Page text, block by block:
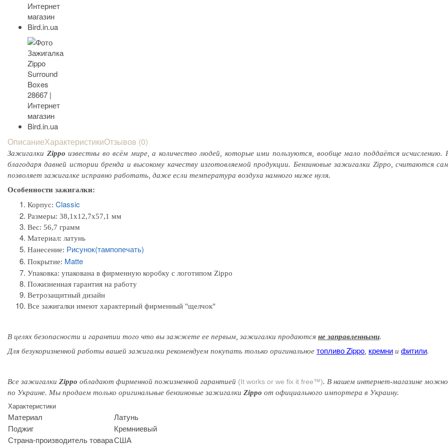
ОписаниеХарактеристикиОтзывов (0)
Зажигалки Zippo известны во всём мире, а количество людей, которые ими пользуются, вообще мало поддаётся
благодаря давней истории бренда и высокому качеству изготовляемой продукции. Бензиновые зажигалки Zippo, считаются
позволяет зажигалке исправно работать, даже если температура воздуха намного ниже нуля.
Особенности зажигалки:
Корпус: Classic
Размеры: 38,1x12,7x57,1 мм
Вес: 56,7 грамм
Материал: латунь
Нанесение: Рисунок(тампопечать)
Покрытие: Matte
Упаковка: упакована в фирменную коробку с логотипом Zippo
Пожизненная гарантия на работу
Ветрозащитный дизайн
Все зажигалки имеют характерный фирменный "щелчок"
В целях безопасности и гарантии того что вы зажжете ее первым , зажигалки продаются не заправленными.
Для безукоризненной работы вашей зажигалки рекомендуем покупать только оригинальное топливо Zippo кремни и фитили.
Все зажигалки Zippo обладают фирменной пожизненной гарантией (It works or we fix it free™). В нашем интернет-магазине
по Украине. Мы продаем только оригинальные бензиновые зажигалки Zippo от официального импортера в Украину.
Характеристики
Материал
Латунь
Поджиг
Кремниевый
Страна-производитель товараСША